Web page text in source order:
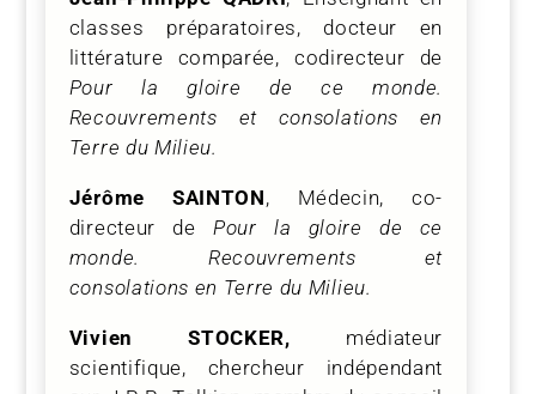
classes préparatoires, docteur en
littérature comparée, codirecteur de
Pour la gloire de ce monde.
Recouvrements et consolations en
Terre du Milieu.
Jérôme SAINTON, Médecin, co-
directeur de Pour la gloire de ce
monde. Recouvrements et
consolations en Terre du Milieu.
Vivien STOCKER, médiateur
scientifique, chercheur indépendant